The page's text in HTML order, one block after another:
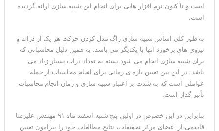
است و تا کنون نرم افزار هایی برای انجام این شبیه سازی ارائه گردیده
است.
به طور کلی اساس شبیه سازی راگ مدل کردن حرکت هر یک از ذرات و
نیروی های برخورد آنها با یکدیگر می باشد. به همین دلیل محاسباتی که
برای شبیه سازی انجام می شود بسته به تعداد ذرات بسیار زیاد می
باشد. در این بین تعیین بازه ی زمانی برای انجام محاسبات از جمله
عواملی است که به شدت بر اعتبار شبیه سازی و زمان انجام محاسبات
تأثیر گذار است.
بنابراین در این خصوص در اولین پنج شنبه اسفند ماه ۹۱ مهندس علیرضا
قاسمی از اعضای مرکز تحقیقات، نتایج مطالعات خود را پیرامون تعیین